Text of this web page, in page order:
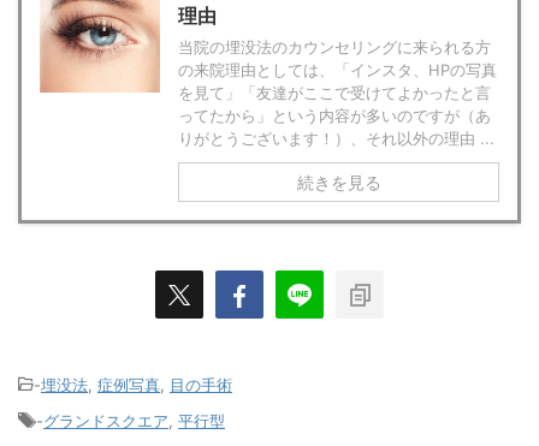
理由
当院の埋没法のカウンセリングに来られる方
の来院理由としては、「インスタ、HPの写真
を見て」「友達がここで受けてよかったと言
ってたから」という内容が多いのですが（あ
りがとうございます！）、それ以外の理由 ...
続きを見る
-埋没法 症例写真
目の手術
-グランドスクエア 平行型